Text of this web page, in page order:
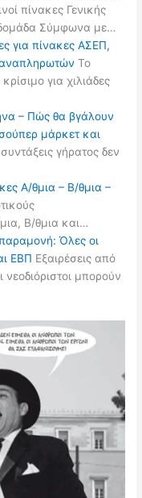
πίνακες Γενικής
Σύμφωνα με…
για πίνακες ΑΣΕΠ,
αναπληρωτών Το
για χιλιάδες
– Πώς θα βγάλουν
μάρκετ και
γήρατος δεν
Α/θμια – Β/θμια –
Β/θμια και…
παραμονή: Όλες οι
ΕΒΠ Εξαιρέσεις από
μπορούν